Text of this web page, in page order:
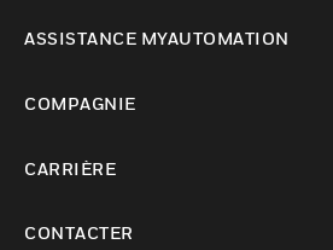
ASSISTANCE MYAUTOMATION
COMPAGNIE
CARRIÈRE
CONTACTER